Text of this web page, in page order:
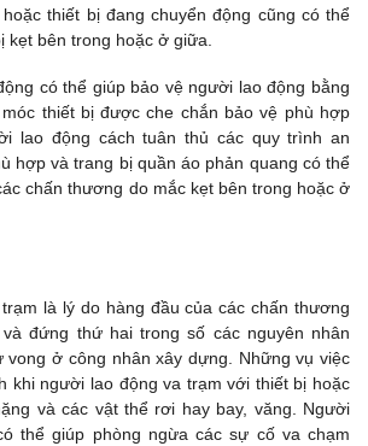
thiết bị đang chuyển động cũng có thể
kẹt bên trong hoặc ở giữa.
có thể giúp bảo vệ người lao động bằng
thiết bị được che chắn bảo vệ phù hợp
lao động cách tuân thủ các quy trình an
hợp và trang bị quần áo phản quang có thể
chấn thương do mắc kẹt bên trong hoặc ở
là lý do hàng đầu của các chấn thương
đứng thứ hai trong số các nguyên nhân
vong ở công nhân xây dựng. Những vụ việc
khi người lao động va trạm với thiết bị hoặc
và các vật thể rơi hay bay, văng. Người
thể giúp phòng ngừa các sự cố va chạm